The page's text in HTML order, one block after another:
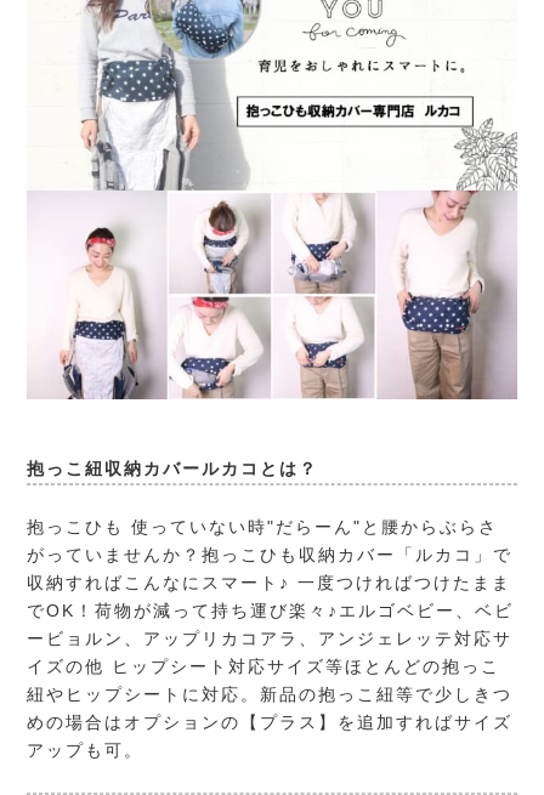
抱っこ紐収納カバールカコとは？
抱っこひも 使っていない時"だらーん"と腰からぶらさ
がっていませんか？抱っこひも収納カバー「ルカコ」で
収納すればこんなにスマート♪ 一度つければつけたまま
でOK！荷物が減って持ち運び楽々♪エルゴベビー、ベビ
ービョルン、アップリカコアラ、アンジェレッテ対応サ
イズの他 ヒップシート対応サイズ等ほとんどの抱っこ
紐やヒップシートに対応。新品の抱っこ紐等で少しきつ
めの場合はオプションの【プラス】を追加すればサイズ
アップも可。